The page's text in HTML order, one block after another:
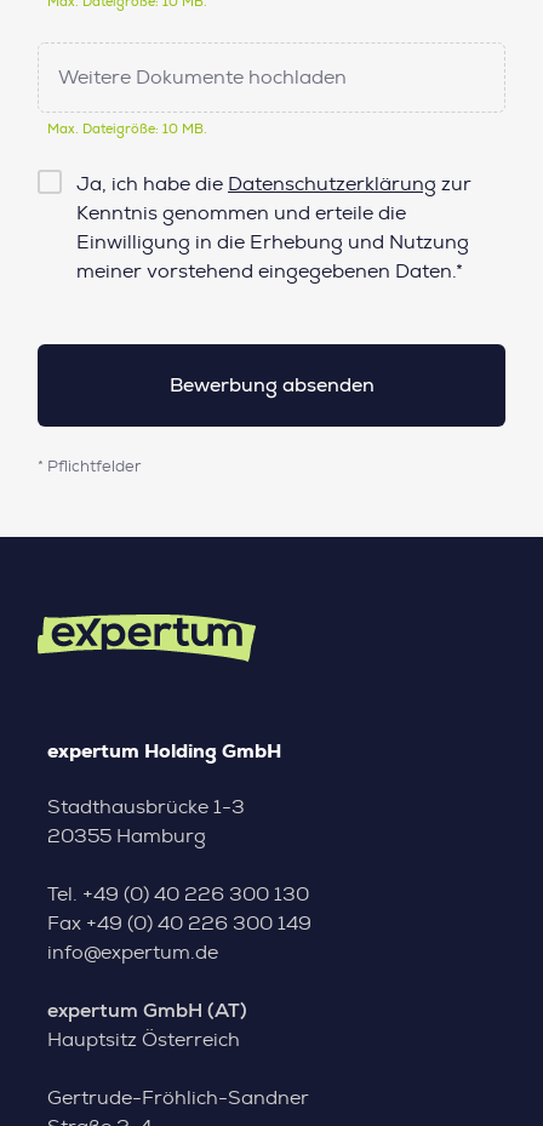
Weitere Dokumente hochladen
Max. Dateigröße: 10 MB.
Checkbox
Datenschutz*
Ja, ich habe die Datenschutzerklärung zur
Kenntnis genommen und erteile die
Einwilligung in die Erhebung und Nutzung
meiner vorstehend eingegebenen Daten.*
* Pflichtfelder
expertum Holding GmbH
Stadthausbrücke 1-3
20355 Hamburg
Tel. +49 (0) 40 226 300 130
Fax +49 (0) 40 226 300 149
info@expertum.de
expertum GmbH (AT)
Hauptsitz Österreich
Gertrude-Fröhlich-Sandner